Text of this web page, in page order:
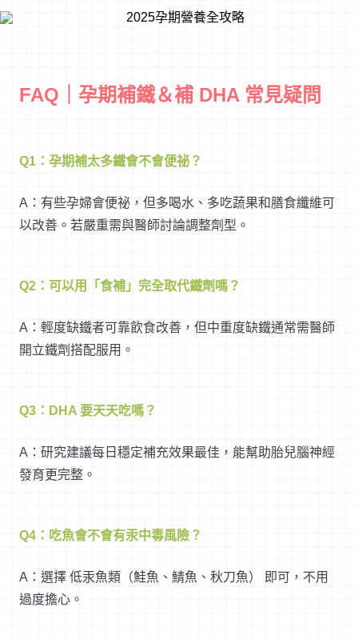
FAQ｜孕期補鐵＆補 DHA 常見疑問
Q1：孕期補太多鐵會不會便祕？
A：有些孕婦會便祕，但多喝水、多吃蔬果和膳食纖維可
以改善。若嚴重需與醫師討論調整劑型。
Q2：可以用「食補」完全取代鐵劑嗎？
A：輕度缺鐵者可靠飲食改善，但中重度缺鐵通常需醫師
開立鐵劑搭配服用。
Q3：DHA 要天天吃嗎？
A：研究建議每日穩定補充效果最佳，能幫助胎兒腦神經
發育更完整。
Q4：吃魚會不會有汞中毒風險？
A：選擇 低汞魚類（鮭魚、鯖魚、秋刀魚） 即可，不用
過度擔心。